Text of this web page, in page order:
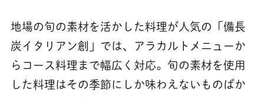
地場の旬の素材を活かした料理が人気の「備長
炭イタリアン創」では、アラカルトメニューか
らコース料理まで幅広く対応。旬の素材を使用
した料理はその季節にしか味わえないものばか